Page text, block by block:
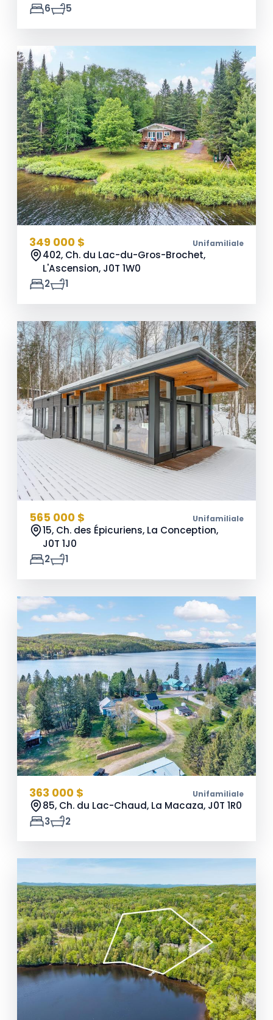
6
5
349 000 $ Unifamiliale
402, Ch. du Lac-du-Gros-Brochet,
L'Ascension, J0T 1W0
2
1
565 000 $ Unifamiliale
15, Ch. des Épicuriens, La Conception,
J0T 1J0
2
1
363 000 $ Unifamiliale
85, Ch. du Lac-Chaud, La Macaza, J0T 1R0
3
2